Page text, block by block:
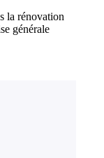
la rénovation
générale